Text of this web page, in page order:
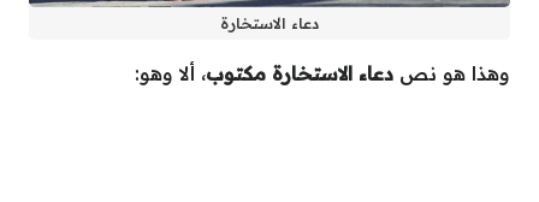
دعاء الاستخارة
وهذا هو نص دعاء الاستخارة مكتوب، ألا وهو: